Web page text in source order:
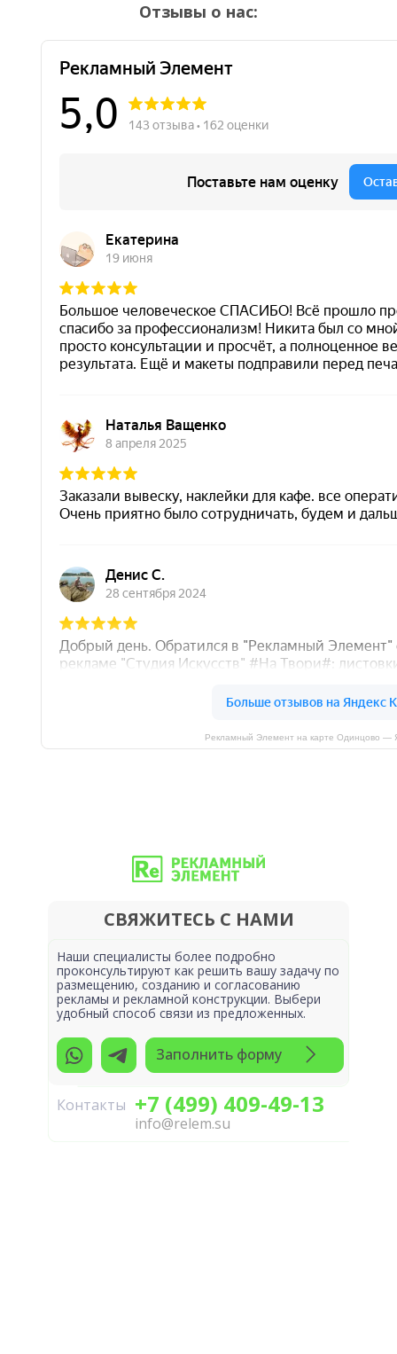
Отзывы о нас:
Рекламный Элемент на карте Одинцово —
СВЯЖИТЕСЬ С НАМИ
Контакты
Наши специалисты более подробно
проконсультируют как решить вашу задачу по
размещению, созданию и согласованию
рекламы и рекламной конструкции. Выбери
удобный способ связи из предложенных.
+7 (499) 409-49-13
info@relem.su
Заполнить форму